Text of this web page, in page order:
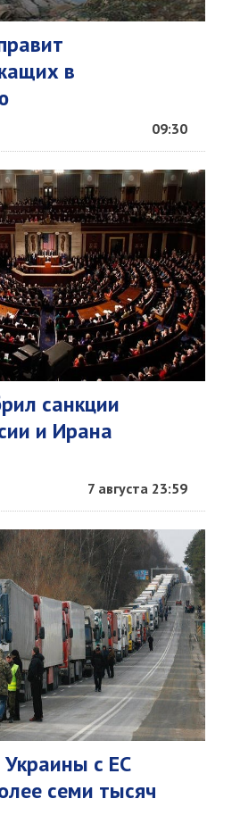
в
09:30
санкции
и Ирана
7 августа 23:59
с ЕС
семи тысяч